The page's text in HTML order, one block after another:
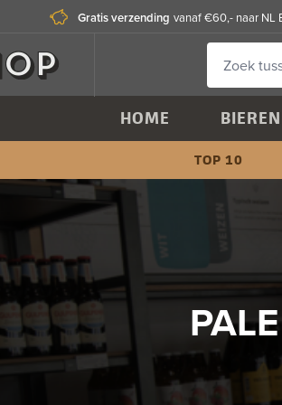
Gratis verzending vanaf €60,- naar NL
HOME BIEREN
TOP 10